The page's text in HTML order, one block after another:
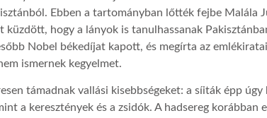
Ebben a tartományban lőtték fejbe Malála
küzdött, hogy a lányok is tanulhassanak
Nobel békedíjat kapott, és megírta az
ismernek kegyelmet.
támadnak vallási kisebbségeket: a síiták épp
a keresztények és a zsidók. A hadsereg korábban